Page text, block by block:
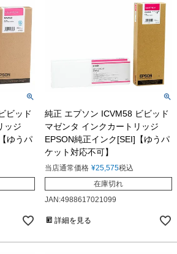
ビッド
ッジ
ゆうパ
純正 エプソン ICVM58 ビビッド
マゼンタ インクカートリッジ
EPSON純正インク[SEI]【ゆうパ
ケット対応不可】
当店通常価格 ¥25,575税込
在庫切れ
JAN:4988617021099
詳細を見る